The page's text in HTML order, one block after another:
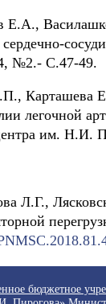
Е.А.,
№2.- С.47-49.
Карташева
легочной
им.
Л.Г.,
бюджетное